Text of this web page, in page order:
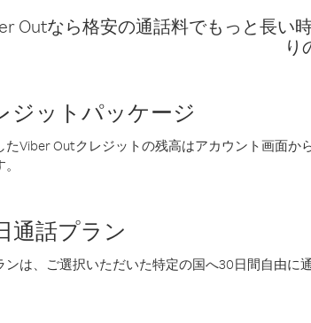
Outなら格安の通話料でもっと長い
り
ジットパッケージ
たViber Outクレジットの残高はアカウント画面
通話プラン
ンは、ご選択いただいた特定の国へ30日間自由に